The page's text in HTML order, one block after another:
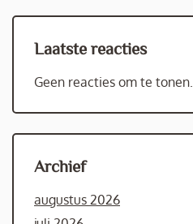
Laatste reacties
Geen reacties om te tonen.
Archief
augustus 2026